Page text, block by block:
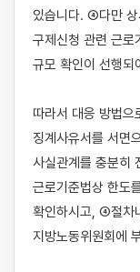
있습니다. ④다만
구제신청 관련 근로
규모 확인이 선행되
따라서 대응 방법
징계사유서를 서면
사실관계를 충분히
근로기준법상 한도
확인하시고, ④절차
지방노동위원회에